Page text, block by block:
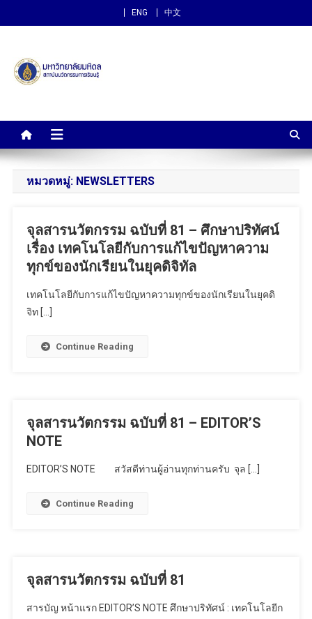
ENG 中文
สถาบันนวัตกรรมการเรียนรู้
หมวดหมู่: NEWSLETTERS
จุลสารนวัตกรรม ฉบับที่ 81 – ศึกษาปริทัศน์
เรื่อง เทคโนโลยีกับการแก้ไขปัญหาความ
ทุกข์ของนักเรียนในยุคดิจิทัล
เทคโนโลยีกับการแก้ไขปัญหาความทุกข์ของนักเรียนในยุคดิ
จิท […]
Continue Reading
จุลสารนวัตกรรม ฉบับที่ 81 – EDITOR’S
NOTE
EDITOR’S NOTE สวัสดีท่านผู้อ่านทุกท่านครับ จุล […]
Continue Reading
จุลสารนวัตกรรม ฉบับที่ 81
สารบัญ หน้าแรก EDITOR’S NOTE ศึกษาปริทัศน์ : เทคโนโลยีก